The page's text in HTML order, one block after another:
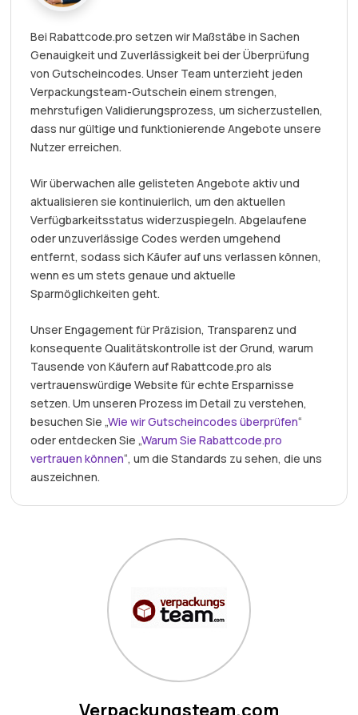
Bei Rabattcode.pro setzen wir Maßstäbe in Sachen
Genauigkeit und Zuverlässigkeit bei der Überprüfung
von Gutscheincodes. Unser Team unterzieht jeden
Verpackungsteam-Gutschein einem strengen,
mehrstufigen Validierungsprozess, um sicherzustellen,
dass nur gültige und funktionierende Angebote unsere
Nutzer erreichen.
Wir überwachen alle gelisteten Angebote aktiv und
aktualisieren sie kontinuierlich, um den aktuellen
Verfügbarkeitsstatus widerzuspiegeln. Abgelaufene
oder unzuverlässige Codes werden umgehend
entfernt, sodass sich Käufer auf uns verlassen können,
wenn es um stets genaue und aktuelle
Sparmöglichkeiten geht.
Unser Engagement für Präzision, Transparenz und
konsequente Qualitätskontrolle ist der Grund, warum
Tausende von Käufern auf Rabattcode.pro als
vertrauenswürdige Website für echte Ersparnisse
setzen. Um unseren Prozess im Detail zu verstehen,
besuchen Sie „Wie wir Gutscheincodes überprüfen“
oder entdecken Sie „Warum Sie Rabattcode.pro
vertrauen können“, um die Standards zu sehen, die uns
auszeichnen.
Verpackungsteam.com